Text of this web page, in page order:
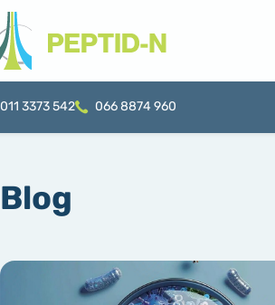
011 3373 542 066 8874 960
Blog